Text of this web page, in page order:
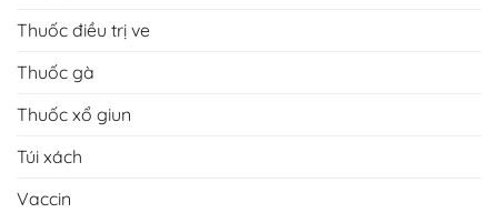
Thuốc điều trị ve
Thuốc gà
Thuốc xổ giun
Túi xách
Vaccin